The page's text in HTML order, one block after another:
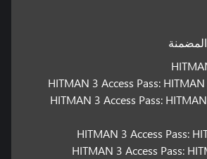
HITMAN 3 Access Pass:
HITMAN 3 Access Pass:
HITMAN 3 Access Pass:
HITMAN 3 Access Pass: